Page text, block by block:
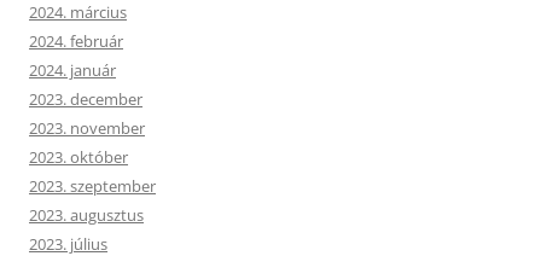
2024. március
2024. február
2024. január
2023. december
2023. november
2023. október
2023. szeptember
2023. augusztus
2023. július